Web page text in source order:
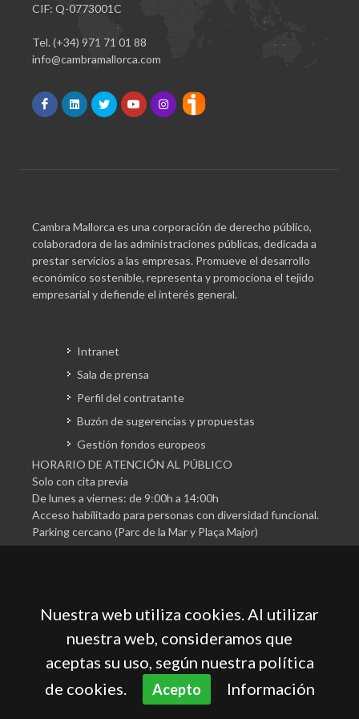
CIF: Q-0773001C
Tel. (+34) 971 71 01 88
info@cambramallorca.com
Cambra Mallorca es una corporación de derecho público,
colaboradora de las administraciones públicas, dedicada a
prestar servicios a las empresas. Promueve el desarrollo
económico sostenible, representa y promociona el tejido
empresarial y defiende el interés general.
Intranet
Sala de prensa
Perfil del contratante
Buzón de sugerencias y propuestas
Gestión fondos europeos
HORARIO DE ATENCIÓN AL PÚBLICO
Solo con cita previa
De lunes a viernes: de 9:00h a 14:00h
Acceso habilitado para personas con diversidad funcional.
Parking cercano (Parc de la Mar y Plaça Major)
Cámara Oficial de Comercio, Industria, Servicios y
Navegación de Mallorca
Política de privacidad
Nuestra web utiliza cookies. Al utilizar
nuestra web, consideramos que
aceptas su uso, según nuestra política
de cookies.
Acepto Información